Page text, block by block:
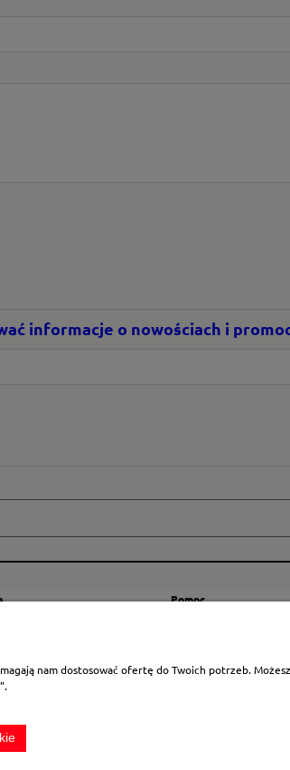
informacje o nowościach i
Pomoc
Polityka cookies
nam dostosować ofertę do Twoich potrzeb.